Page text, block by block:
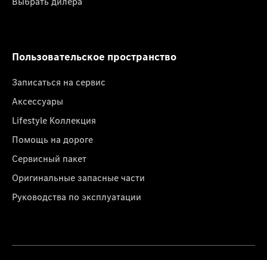
Пользовательское пространство
Записаться на сервис
Аксессуары
Lifestyle Коллекция
Помощь на дороге
Сервисный пакет
Оригинальные запасные части
Руководства по эксплуатации